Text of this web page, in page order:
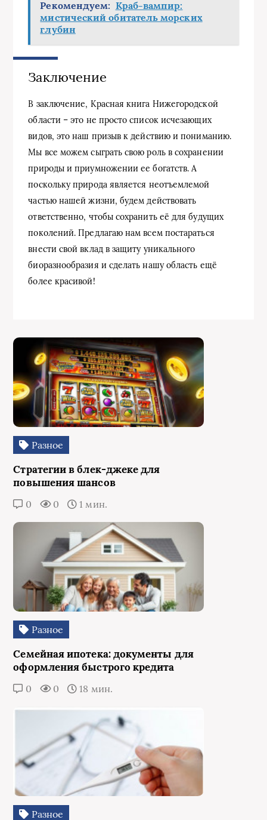
Рекомендуем: Краб-вампир:
мистический обитатель морских
глубин
Заключение
В заключение, Красная книга Нижегородской
области – это не просто список исчезающих
видов, это наш призыв к действию и пониманию.
Мы все можем сыграть свою роль в сохранении
природы и приумножении ее богатств. А
поскольку природа является неотъемлемой
частью нашей жизни, будем действовать
ответственно, чтобы сохранить её для будущих
поколений. Предлагаю нам всем постараться
внести свой вклад в защиту уникального
биоразнообразия и сделать нашу область ещё
более красивой!
Разное
Стратегии в блек-джеке для
повышения шансов
0 0 1 мин.
Разное
Семейная ипотека: документы для
оформления быстрого кредита
0 0 18 мин.
Разное